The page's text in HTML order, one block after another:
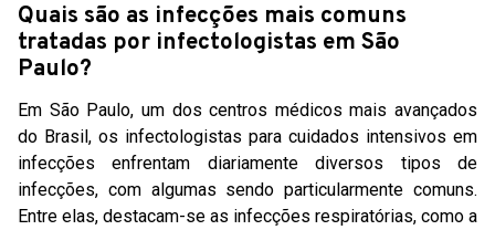
Quais são as infecções mais comuns
tratadas por infectologistas em São
Paulo?
Em São Paulo, um dos centros médicos mais avançados
do Brasil, os infectologistas para cuidados intensivos em
infecções enfrentam diariamente diversos tipos de
infecções, com algumas sendo particularmente comuns.
Entre elas, destacam-se as infecções respiratórias, como a